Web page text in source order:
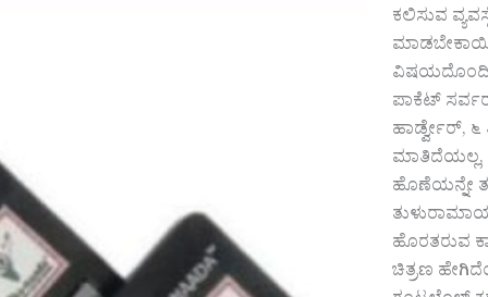
ಕಲಿಸುವ
ಪಾಕೆಟ್‌
ಹಾರ್ಡ್ವೇರ್‌,
ಮಾತಿದೆಯಲ್ಲ,
ಹೊಣೆಯನ್ನೇ
ಹೊರತರುವ
ಚಿತ್ರಣ